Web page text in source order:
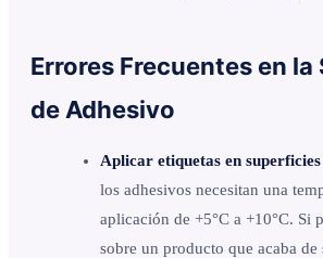
Errores Frecuentes en la
de Adhesivo
Aplicar etiquetas en
los adhesivos necesitan una
aplicación de +5°C a +10°C. Si
sobre un producto que acaba de